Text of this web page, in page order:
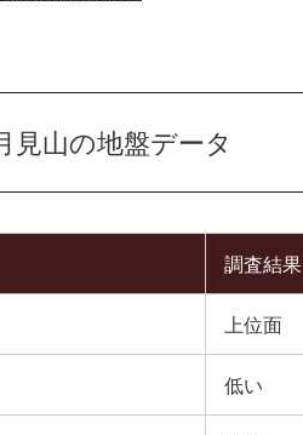
見山の地盤データ
調査結果
上位面
低い